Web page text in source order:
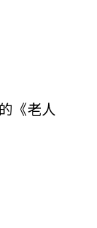
《老人